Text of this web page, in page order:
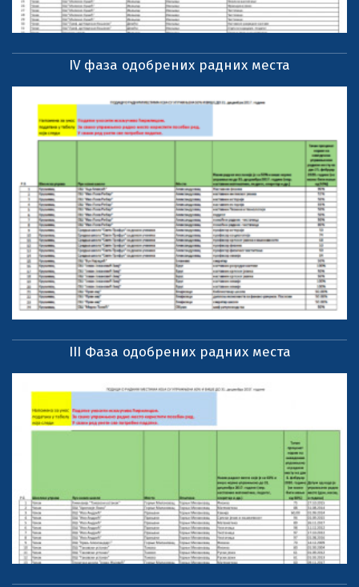
IV фаза одобрених радних места
III Фаза одобрених радних места